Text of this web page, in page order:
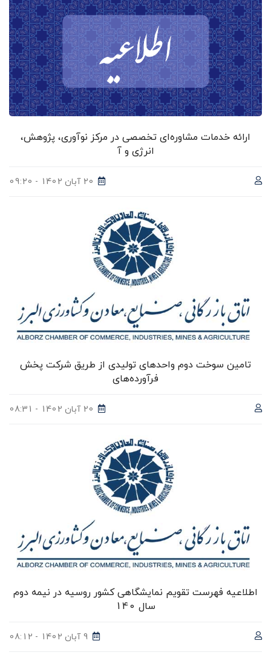
ارائه خدمات مشاوره‌ای تخصصی در مرکز نوآوری، پژوهش،
انرژی و آ
20 آبان 1402 - 09:20
تامین سوخت دوم واحد‌های تولیدی از طریق شرکت پخش
فرآورده‌های
20 آبان 1402 - 08:31
اطلاعیه فهرست تقویم نمایشگاهی کشور روسیه در نیمه دوم
سال 140
9 آبان 1402 - 08:12